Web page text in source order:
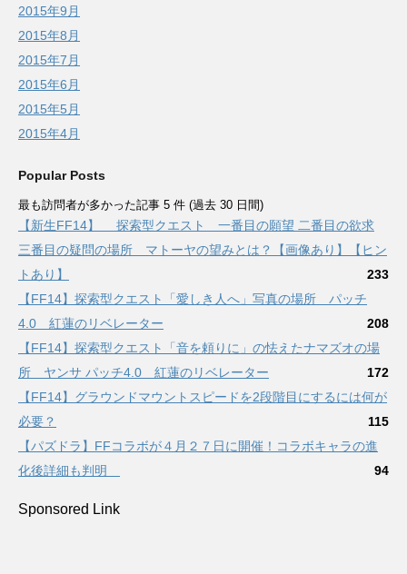
2015年9月
2015年8月
2015年7月
2015年6月
2015年5月
2015年4月
Popular Posts
最も訪問者が多かった記事 5 件 (過去 30 日間)
【新生FF14】 探索型クエスト 一番目の願望 二番目の欲求
三番目の疑問の場所 マトーヤの望みとは？【画像あり】【ヒン
トあり】
233
【FF14】探索型クエスト「愛しき人へ」写真の場所 パッチ
4.0 紅蓮のリベレーター
208
【FF14】探索型クエスト「音を頼りに」の怯えたナマズオの場
所 ヤンサ パッチ4.0 紅蓮のリベレーター
172
【FF14】グラウンドマウントスピードを2段階目にするには何が
必要？
115
【パズドラ】FFコラボが４月２７日に開催！コラボキャラの進
化後詳細も判明
94
Sponsored Link